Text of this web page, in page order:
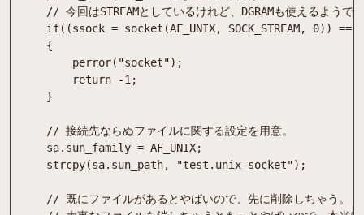
if( (ssock = socket (AF_UNIX, SOCK_STREAM, 0) ) ==
{
perror( "socket") ;
return
-1 ;
}
sa. sun_family = AF_UNIX;
strcpy(sa. sun_path, "test.unix-socket") ;